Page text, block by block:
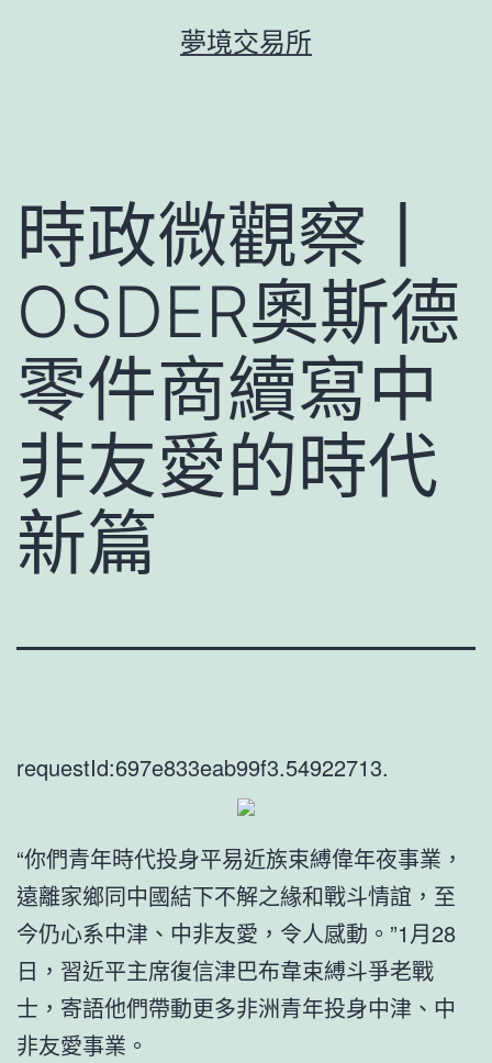
夢境交易所
時政微觀察丨
OSDER奧斯德
零件商續寫中
非友愛的時代
新篇
requestId:697e833eab99f3.54922713.
“你們青年時代投身平易近族束縛偉年夜事業，
遠離家鄉同中國結下不解之緣和戰斗情誼，至
今仍心系中津、中非友愛，令人感動。”1月28
日，習近平主席復信津巴布韋束縛斗爭老戰
士，寄語他們帶動更多非洲青年投身中津、中
非友愛事業。